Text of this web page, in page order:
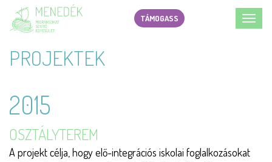
Ugrás
TÁMOGASS
PROJEKTEK
2015
OSZTÁLYTEREM
A projekt célja, hogy elő-integrációs iskolai foglalkozásokat